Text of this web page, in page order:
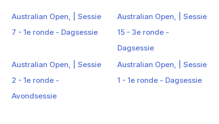
Australian Open, | Sessie
7 - 1e ronde - Dagsessie
Australian Open, | Sessie
15 - 3e ronde -
Dagsessie
Australian Open, | Sessie
2 - 1e ronde -
Avondsessie
Australian Open, | Sessie
1 - 1e ronde - Dagsessie